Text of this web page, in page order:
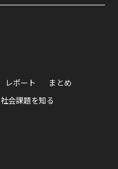
レポート
まとめ
社会課題を知る